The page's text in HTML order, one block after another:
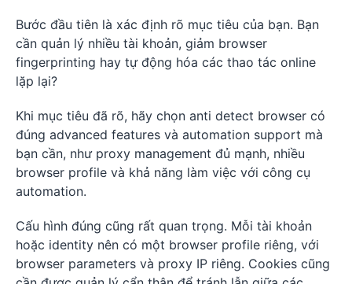
Bước đầu tiên là xác định rõ mục tiêu của bạn. Bạn
cần quản lý nhiều tài khoản, giảm browser
fingerprinting hay tự động hóa các thao tác online
lặp lại?
Khi mục tiêu đã rõ, hãy chọn anti detect browser có
đúng advanced features và automation support mà
bạn cần, như proxy management đủ mạnh, nhiều
browser profile và khả năng làm việc với công cụ
automation.
Cấu hình đúng cũng rất quan trọng. Mỗi tài khoản
hoặc identity nên có một browser profile riêng, với
browser parameters và proxy IP riêng. Cookies cũng